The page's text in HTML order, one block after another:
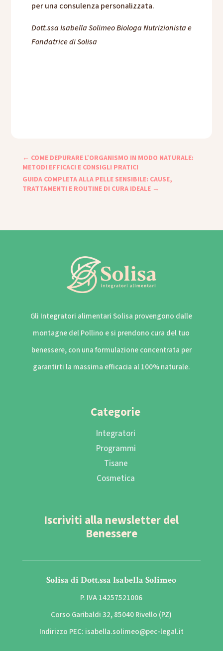
per una consulenza personalizzata.
Dott.ssa Isabella SolimeoBiologa Nutrizionista e
Fondatrice di Solisa
← COME DEPURARE L’ORGANISMO IN MODO NATURALE:
METODI EFFICACI E CONSIGLI PRATICI
GUIDA COMPLETA ALLA PELLE SENSIBILE: CAUSE,
TRATTAMENTI E ROUTINE DI CURA IDEALE→
Gli Integratori alimentari Solisa provengono dalle
montagne del Pollino e si prendono cura del tuo
benessere, con una formulazione concentrata per
garantirti la massima efficacia al 100% naturale.
Categorie
Integratori
Programmi
Tisane
Cosmetica
Iscriviti alla newsletter del
Benessere
Solisa di Dott.ssa Isabella Solimeo
P. IVA 14257521006
Corso Garibaldi 32, 85040 Rivello (PZ)
Indirizzo PEC: isabella.solimeo@pec-legal.it